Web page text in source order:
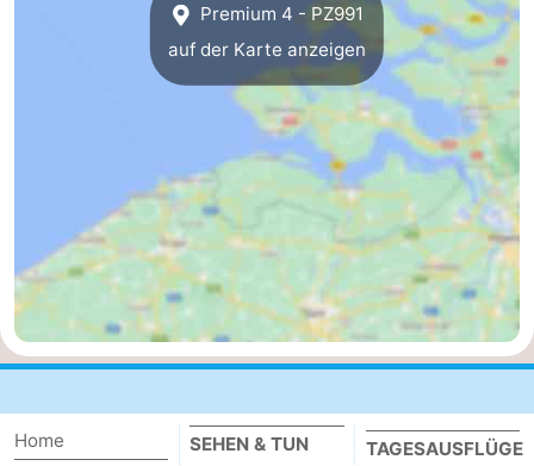
Natur
Hollands
Duin
Noordwijk
-
Katwijk
-
Scheveningen
-
Premium 4 - PZ991
auf der Karte anzeigen
Home
SEHEN & TUN
TAGESAUSFLÜGE